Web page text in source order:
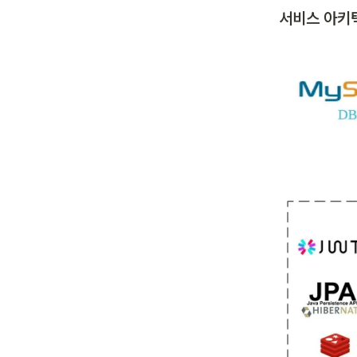
서비스 아키